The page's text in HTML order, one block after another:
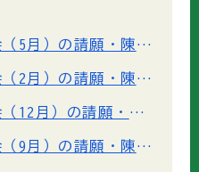
令和8年第2回定例会（5月）の請願・陳情の手続きについて
令和8年第1回定例会（2月）の請願・陳情の手続きについて
令和7年第4回定例会（12月）の請願・陳情の手続きについて
令和7年第3回定例会（9月）の請願・陳情の手続きについて